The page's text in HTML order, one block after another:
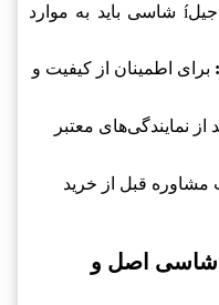
برای خرید سیبک طبق آریو Z300 جیلí شاسی باید به موارد
برای اطمینان از کیفیت و
از نمایندگی‌های معتبر
مشاوره قبل از خرید
سیبک طبق آریو Z300 جیلí شاسی اصل و